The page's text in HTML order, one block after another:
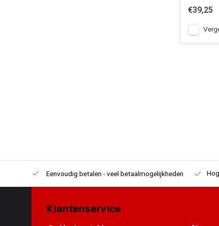
€39,25
Eenvoudig betalen - veel betaalmogelijkheden
Klantenservice